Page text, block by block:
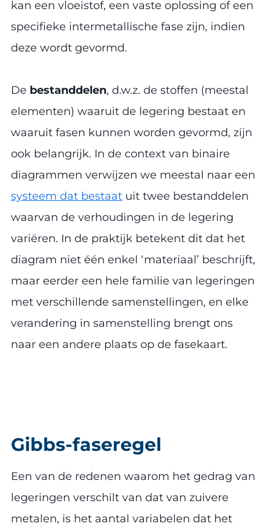
kan een vloeistof, een vaste oplossing of een
specifieke intermetallische fase zijn, indien
deze wordt gevormd.
De bestanddelen, d.w.z. de stoffen (meestal
elementen) waaruit de legering bestaat en
waaruit fasen kunnen worden gevormd, zijn
ook belangrijk. In de context van binaire
diagrammen verwijzen we meestal naar een
systeem dat bestaat uit twee bestanddelen
waarvan de verhoudingen in de legering
variëren. In de praktijk betekent dit dat het
diagram niet één enkel ‘materiaal’ beschrijft,
maar eerder een hele familie van legeringen
met verschillende samenstellingen, en elke
verandering in samenstelling brengt ons
naar een andere plaats op de fasekaart.
Gibbs-faseregel
Een van de redenen waarom het gedrag van
legeringen verschilt van dat van zuivere
metalen, is het aantal variabelen dat het